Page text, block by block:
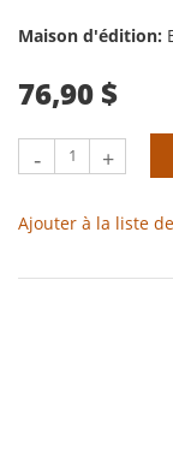
Maison d'édition:
76,90 $
- +
Ajouter à la liste